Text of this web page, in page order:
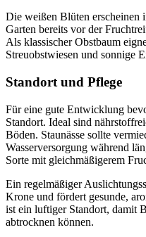
Die weißen Blüten erscheinen
Garten bereits vor der
Als klassischer Obstbaum
Streuobstwiesen und sonnige
Standort und Pflege
Für eine gute Entwicklung
Standort. Ideal sind
Böden. Staunässe sollte
Wasserversorgung während
Sorte mit gleichmäßigerem
Ein regelmäßiger
Krone und fördert gesunde,
ist ein luftiger Standort, damit
abtrocknen können.